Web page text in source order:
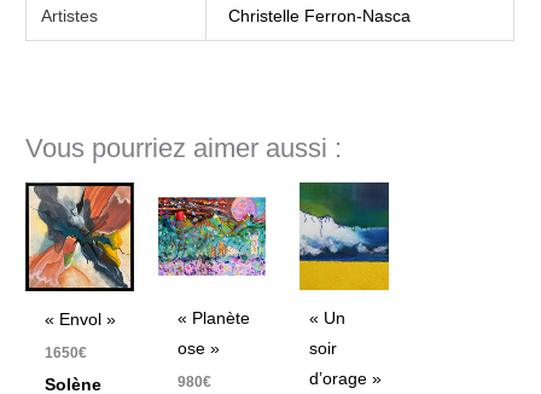
Artistes Christelle Ferron-Nasca
Vous pourriez aimer aussi :
« Envol »
1650€
Solène
« Planète
ose »
980€
« Un
soir
d’orage »